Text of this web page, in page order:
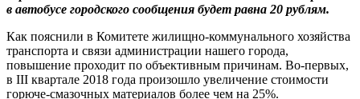
в автобусе городского сообщения будет равна 20 рублям.
Как пояснили в Комитете жилищно-коммунального хозяйства
транспорта и связи администрации нашего города,
повышение проходит по объективным причинам. Во-первых,
в III квартале 2018 года произошло увеличение стоимости
горюче-смазочных материалов более чем на 25%.